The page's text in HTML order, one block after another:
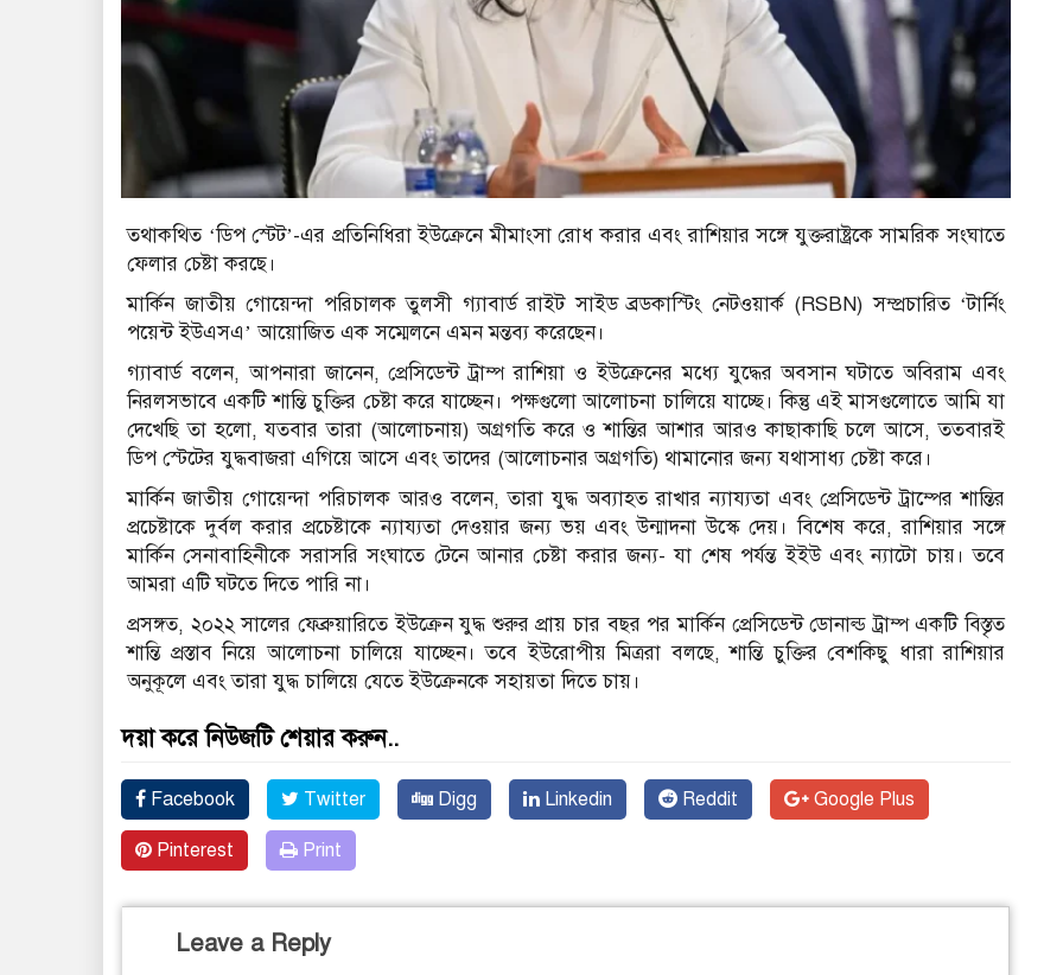
তথাকথিত ‘ডিপ স্টেট’-এর প্রতিনিধিরা ইউক্রেনে মীমাংসা রোধ করার এবং রাশিয়ার সঙ্গে যুক্তরাষ্ট্রকে সামরিক সংঘাতে
ফেলার চেষ্টা করছে।
মার্কিন জাতীয় গোয়েন্দা পরিচালক তুলসী গ্যাবার্ড রাইট সাইড ব্রডকাস্টিং নেটওয়ার্ক (RSBN) সম্প্রচারিত ‘টার্নিং
পয়েন্ট ইউএসএ’ আয়োজিত এক সম্মেলনে এমন মন্তব্য করেছেন।
গ্যাবার্ড বলেন, আপনারা জানেন, প্রেসিডেন্ট ট্রাম্প রাশিয়া ও ইউক্রেনের মধ্যে যুদ্ধের অবসান ঘটাতে অবিরাম এবং
নিরলসভাবে একটি শান্তি চুক্তির চেষ্টা করে যাচ্ছেন। পক্ষগুলো আলোচনা চালিয়ে যাচ্ছে। কিন্তু এই মাসগুলোতে আমি যা
দেখেছি তা হলো, যতবার তারা (আলোচনায়) অগ্রগতি করে ও শান্তির আশার আরও কাছাকাছি চলে আসে, ততবারই
ডিপ স্টেটের যুদ্ধবাজরা এগিয়ে আসে এবং তাদের (আলোচনার অগ্রগতি) থামানোর জন্য যথাসাধ্য চেষ্টা করে।
মার্কিন জাতীয় গোয়েন্দা পরিচালক আরও বলেন, তারা যুদ্ধ অব্যাহত রাখার ন্যায্যতা এবং প্রেসিডেন্ট ট্রাম্পের শান্তির
প্রচেষ্টাকে দুর্বল করার প্রচেষ্টাকে ন্যায্যতা দেওয়ার জন্য ভয় এবং উন্মাদনা উস্কে দেয়। বিশেষ করে, রাশিয়ার সঙ্গে
মার্কিন সেনাবাহিনীকে সরাসরি সংঘাতে টেনে আনার চেষ্টা করার জন্য- যা শেষ পর্যন্ত ইইউ এবং ন্যাটো চায়। তবে
আমরা এটি ঘটতে দিতে পারি না।
প্রসঙ্গত, ২০২২ সালের ফেব্রুয়ারিতে ইউক্রেন যুদ্ধ শুরুর প্রায় চার বছর পর মার্কিন প্রেসিডেন্ট ডোনাল্ড ট্রাম্প একটি বিস্তৃত
শান্তি প্রস্তাব নিয়ে আলোচনা চালিয়ে যাচ্ছেন। তবে ইউরোপীয় মিত্ররা বলছে, শান্তি চুক্তির বেশকিছু ধারা রাশিয়ার
অনুকূলে এবং তারা যুদ্ধ চালিয়ে যেতে ইউক্রেনকে সহায়তা দিতে চায়।
দয়া করে নিউজটি শেয়ার করুন..
Facebook Twitter Digg Linkedin Reddit Google Plus
Pinterest Print
Leave a Reply